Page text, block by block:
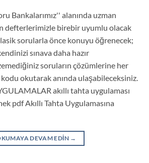
Bankalarımız'' alanında uzman
defterlerimizle birebir uyumlu olacak
sorularla önce konuyu öğrenecek;
sınava daha hazır
soruların çözümlerine her
okutarak anında ulaşabileceksiniz.
akıllı tahta uygulaması
pdf Akıllı Tahta Uygulamasına
DEVAM EDIN →